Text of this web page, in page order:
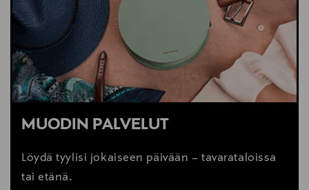
MUODIN PALVELUT
Löydä tyylisi jokaiseen päivään – tavarataloissa
tai etänä.